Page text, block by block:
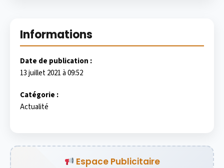
Informations
Date de publication :
13 juillet 2021 à 09:52
Catégorie :
Actualité
Espace Publicitaire